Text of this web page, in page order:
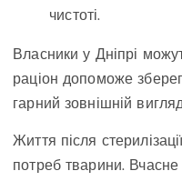
чистоті.
Власники у Дніпрі
раціон допоможе
гарний зовнішній
Життя після
потреб тварини. Вчасне